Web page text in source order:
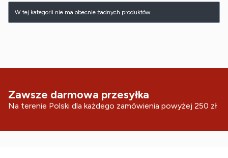
Lista produktów
W tej kategorii nie ma obecnie żadnych produktów
Zawsze darmowa przesyłka
Na terenie Polski dla każdego zamówienia powyżej 250 zł